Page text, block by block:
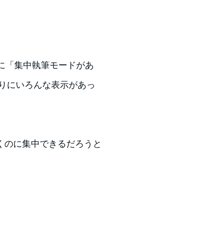
「集中執筆モードがあ
にいろんな表示があっ
に集中できるだろうと